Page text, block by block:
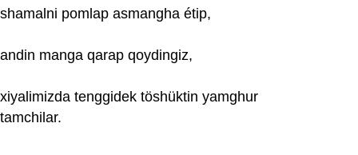
shamalni pomlap asmangha étip,
andin manga qarap qoydingiz,
xiyalimizda tenggidek töshüktin yamghur
tamchilar.